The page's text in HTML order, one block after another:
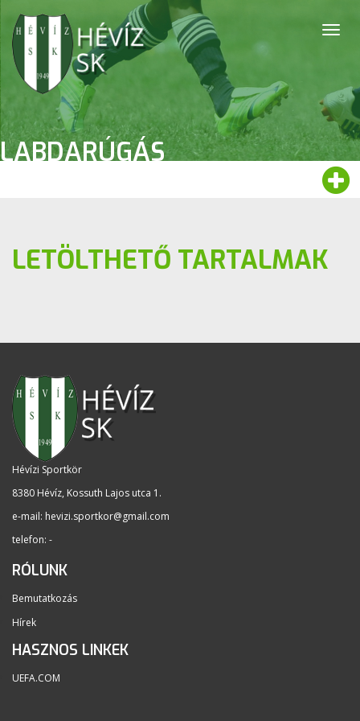
LABDARÚGÁS
LETÖLTHETŐ TARTALMAK
Hévízi Sportkör
8380 Hévíz, Kossuth Lajos utca 1 .
e-mail: hevizi.sportkor@gmail.com
telefon: -
RÓLUNK
Bemutatkozás
Hírek
HASZNOS LINKEK
UEFA.COM